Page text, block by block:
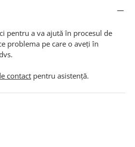
pentru a va ajută în procesul de
problema pe care o aveți în
contact pentru asistență.